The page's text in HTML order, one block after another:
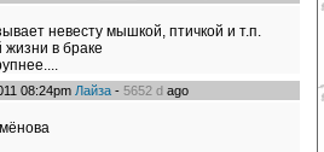
невесту мышкой, птичкой и т.п.
в браке
08:24pm Лайза- 5652 dago